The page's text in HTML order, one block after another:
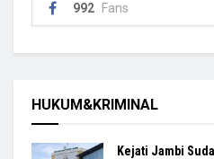
992 Fans
HUKUM&KRIMINAL
Kejati Jambi